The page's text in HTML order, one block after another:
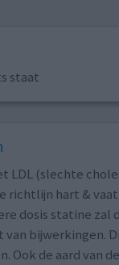
staat
LDL (slechte
richtlijn hart &
dosis statine zal
van bijwerkingen.
Ook de aard van